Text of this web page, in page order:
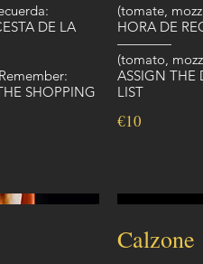
DE LA
SHOPPING
(tomate,
HORA DE
————
(tomato,
ASSIGN THE
LIST
€10
Calzone